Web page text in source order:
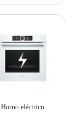
Horno eléctrico